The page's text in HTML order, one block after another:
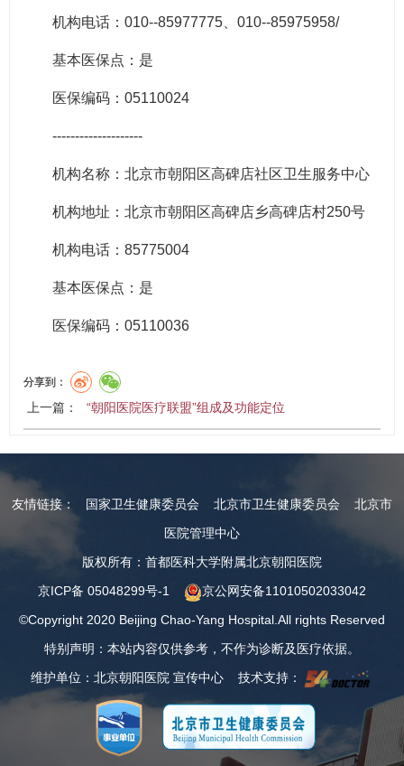
机构电话：010--85977775、010--85975958/
基本医保点：是
医保编码：05110024
--------------------
机构名称：北京市朝阳区高碑店社区卫生服务中心
机构地址：北京市朝阳区高碑店乡高碑店村250号
机构电话：85775004
基本医保点：是
医保编码：05110036
分享到：
上一篇： “朝阳医院医疗联盟”组成及功能定位
友情链接： 国家卫生健康委员会 北京市卫生健康委员会
北京市
医院管理中心
版权所有：首都医科大学附属北京朝阳医院
京ICP备 05048299号-1
京公网安备11010502033042
©Copyright 2020 Beijing Chao-Yang Hospital.All rights Reserved
特别声明：本站内容仅供参考，不作为诊断及医疗依据。
维护单位：北京朝阳医院 宣传中心 技术支持：